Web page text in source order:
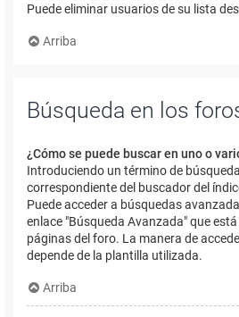
Puede eliminar usuarios de su lista
Arriba
Búsqueda en los
¿Cómo se puede buscar en uno o
Introduciendo un término de
correspondiente del buscador del
Puede acceder a búsquedas
enlace "Búsqueda Avanzada" que
páginas del foro. La manera de
depende de la plantilla utilizada.
Arriba